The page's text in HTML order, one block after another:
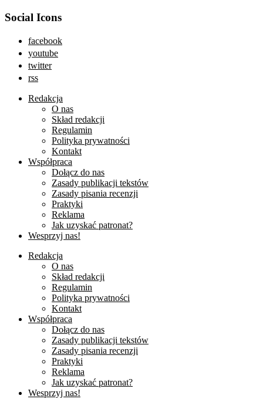
Social Icons
facebook
youtube
twitter
rss
Redakcja
O nas
Skład redakcji
Regulamin
Polityka prywatności
Kontakt
Współpraca
Dołącz do nas
Zasady publikacji tekstów
Zasady pisania recenzji
Praktyki
Reklama
Jak uzyskać patronat?
Wesprzyj nas!
Redakcja
O nas
Skład redakcji
Regulamin
Polityka prywatności
Kontakt
Współpraca
Dołącz do nas
Zasady publikacji tekstów
Zasady pisania recenzji
Praktyki
Reklama
Jak uzyskać patronat?
Wesprzyj nas!